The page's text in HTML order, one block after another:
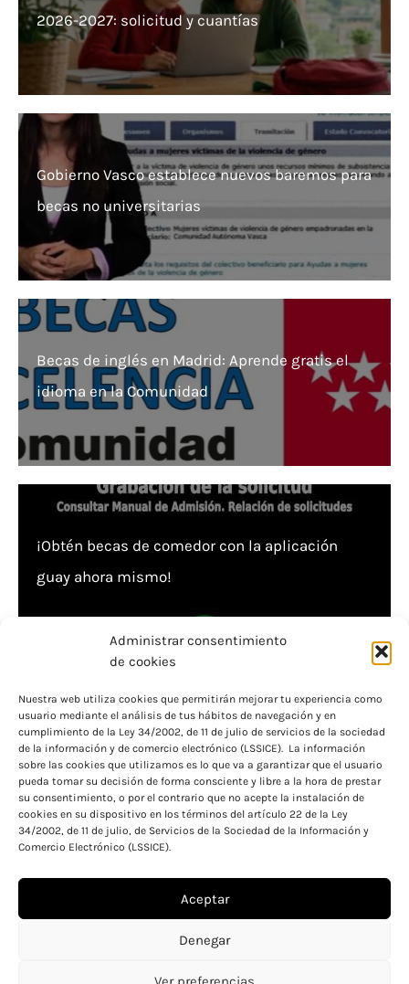
Administrar consentimiento
de cookies
Nuestra web utiliza cookies que permitirán mejorar tu experiencia como
usuario mediante el análisis de tus hábitos de navegación y en
cumplimiento de la Ley 34/2002, de 11 de julio de servicios de la sociedad
de la información y de comercio electrónico (LSSICE). La información
sobre las cookies que utilizamos es lo que va a garantizar que el usuario
pueda tomar su decisión de forma consciente y libre a la hora de prestar
su consentimiento, o por el contrario que no acepte la instalación de
cookies en su dispositivo en los términos del artículo 22 de la Ley
34/2002, de 11 de julio, de Servicios de la Sociedad de la Información y
Comercio Electrónico (LSSICE).
Aceptar
Denegar
2026-2027: solicitud y cuantías
Gobierno Vasco establece nuevos baremos para
becas no universitarias
Becas de inglés en Madrid: Aprende gratis el
idioma en la Comunidad
¡Obtén becas de comedor con la aplicación
guay ahora mismo!
¡Buenas noticias! Resolución becas comedor de
la Comunidad de Madrid
Política de cookies